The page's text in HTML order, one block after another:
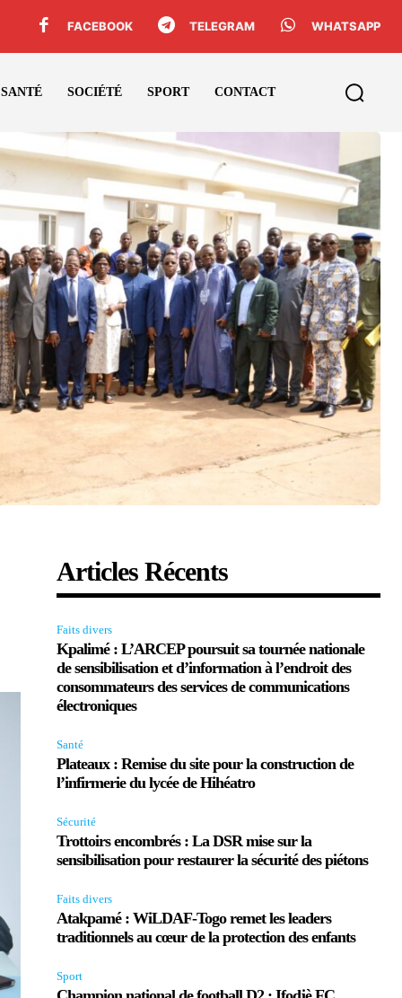
FACEBOOK TELEGRAM WHATSAPP
SANTÉ SOCIÉTÉ SPORT CONTACT
Articles Récents
Faits divers
Kpalimé : L’ARCEP poursuit sa tournée nationale
de sensibilisation et d’information à l’endroit des
consommateurs des services de communications
électroniques
Santé
Plateaux : Remise du site pour la construction de
l’infirmerie du lycée de Hihéatro
Sécurité
Trottoirs encombrés : La DSR mise sur la
sensibilisation pour restaurer la sécurité des piétons
Faits divers
Atakpamé : WiLDAF-Togo remet les leaders
traditionnels au cœur de la protection des enfants
Sport